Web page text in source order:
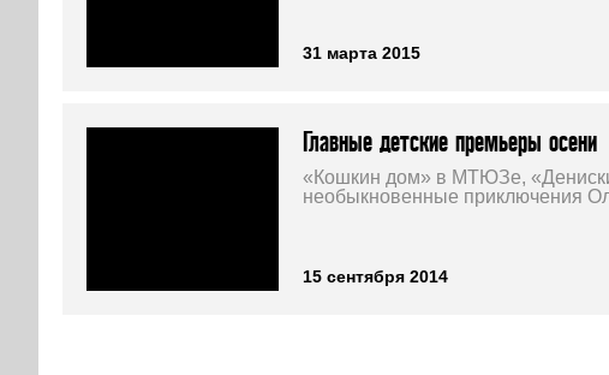
31 марта 2015
Главные детские премьеры осени
«Кошкин дом» в МТЮЗе,
необыкновенные приключения
15 сентября 2014